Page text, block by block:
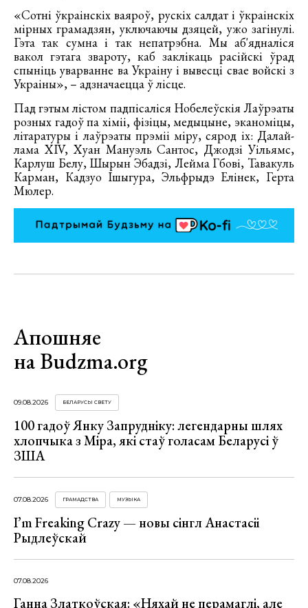
«Сотні ўкраінскіх ваяроў, рускіх салдат і ўкраінскіх
мірных грамадзян, уключаючы дзяцей, ужо загінулі.
Гэта так сумна і так непатрэбна. Мы аб'ядналіся
вакол гэтага звароту, каб заклікаць расійскі ўрад
спыніць уварванне ва Украіну і вывесці свае войскі з
Украіны», – адзначаецца ў лісце.
Пад гэтым лістом падпісаліся Нобелеўскія Лаўрэаты
розных гадоў па хіміі, фізіцы, медыцыне, эканоміцы,
літаратуры і лаўрэаты прэміі міру, сярод іх: Далай-
лама XIV, Хуан Мануэль Сантос, Джодзі Уільямс,
Карлуш Белу, Шырын Эбадзі, Лейма Гбові, Тавакуль
Карман, Кадзуо Ішыгура, Эльфрыдэ Елінек, Герта
Мюлер.
Апошняе
на Budzma.org
09.08.2026 БЕЛАРУСЫ СВЕТУ
100 гадоў Янку Запрудніку: легендарны шлях
хлопчыка з Міра, які стаў голасам Беларусі ў
ЗША
07.08.2026 ГРАМАДСТВА МУЗЫКА
I’m Freaking Crazy — новы сінгл Анастасіі
Рыдлеўскай
07.08.2026
Ганна Златкоўская: «Няхай не перамаглі, але